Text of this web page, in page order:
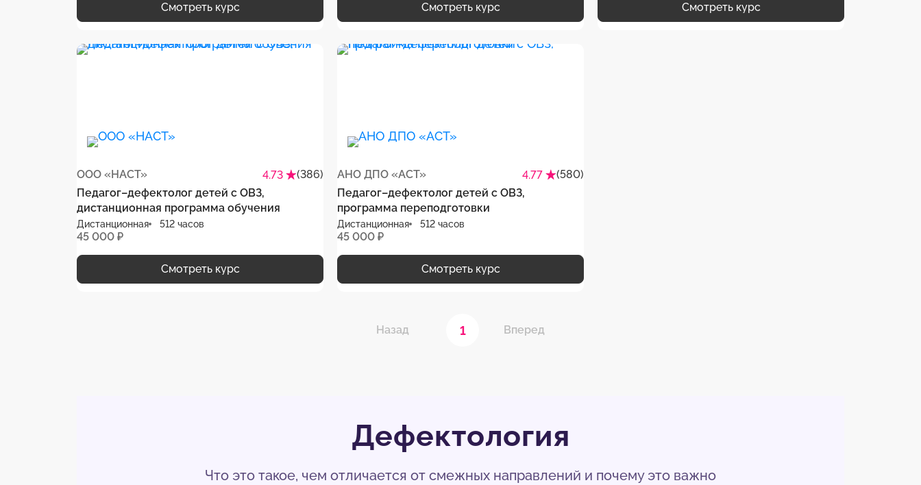
Смотреть курс Смотреть курс Смотреть курс
ООО «НАСТ» 4.73
(386)
Педагог–дефектолог детей с ОВЗ,
дистанционная программа обучения
Дистанционная 512 часов
45 000 ₽
Смотреть курс
АНО ДПО «АСТ» 4.77
(580)
Педагог–дефектолог детей с ОВЗ,
программа переподготовки
Дистанционная 512 часов
45 000 ₽
Смотреть курс
Назад 1 Вперед
Дефектология
Что это такое, чем отличается от смежных направлений и почему это важно